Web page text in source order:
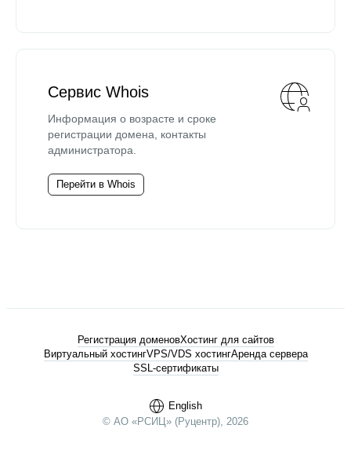
Сервис Whois
Информация о возрасте и сроке
регистрации домена, контакты
администратора.
Перейти в Whois
English
© АО «РСИЦ» (Руцентр), 2026
Регистрация доменовХостинг для сайтов
Виртуальный хостингVPS/VDS хостингАренда сервера
SSL-сертификаты